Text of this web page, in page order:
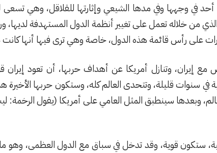
أحد في وجهها وفي مدها الشيعي وإثارتها للقلاقل، وهي
من خلاله تعمل على تغيير أنظمة الدول المستهدفة
على رأس قائمة هذه الدول، خاصة وهي ترى فيها أنها
مع إيران، وتنازل أمريكا عن أهداف حربها، أن تعود
في سنوات قليلة، وتتحدى العالم كله، وستكون حربها
وبعدها سينطبق المثل العامي على أمريكا (يقول
ستكون قوية، وقد تدخل في سباق مع الدول العظمى،